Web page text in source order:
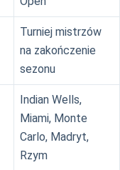
Turniej mistrzów
na zakończenie
sezonu
Indian Wells,
Miami, Monte
Carlo, Madryt,
Rzym